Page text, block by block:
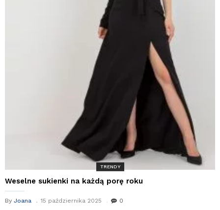
TRENDY
Weselne sukienki na każdą porę roku
By Joana 15 października 2025 0